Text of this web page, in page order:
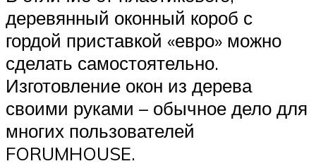
деревянный оконный короб с
гордой приставкой «евро» можно
сделать самостоятельно.
Изготовление окон из дерева
своими руками – обычное дело для
многих пользователей
FORUMHOUSE.